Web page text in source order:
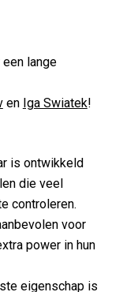
lange
en Iga Swiatek!
is ontwikkeld
die veel
controleren.
voor
power in hun
eigenschap is